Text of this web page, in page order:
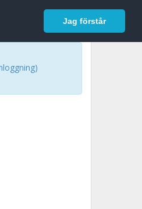
Jag förstår
Logga in